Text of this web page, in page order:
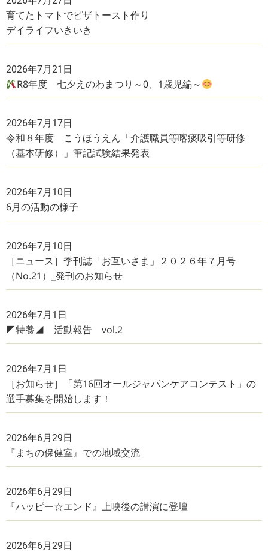
育てたトマトでピザトースト作り
デイライフいきいき
2026年7月21日
R8年度 七夕えのわまつり～0、1歳児編～
2026年7月17日
令和８年度 こうほうえん「介護職員等喀痰吸引等研修
（基本研修）」筆記試験結果発表
2026年7月10日
6月の活動の様子
2026年7月10日
［ニュース］季刊誌「お互いさま」２０２６年７月号
（No.21）_発刊のお知らせ
2026年7月1日
◤特養◢ 活動報告 vol.2
2026年7月1日
［お知らせ］「第16回オールジャパンケアコンテスト」の
選手募集を開始します！
2026年6月29日
『まちの保健室』での地域交流
2026年6月29日
『ハッピー☆エンド』上映後の講演に登壇
2026年6月29日